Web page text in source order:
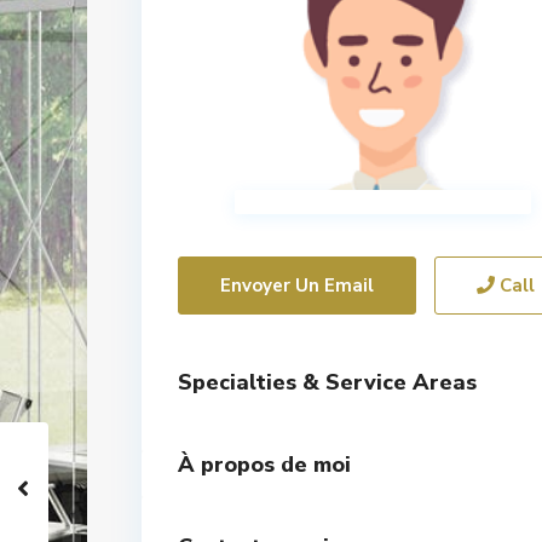
Envoyer Un Email Call
Specialties & Service Areas
À propos de moi